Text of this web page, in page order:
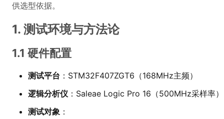
供选型依据。
1. 测试环境与方法论
1.1 硬件配置
测试平台 ：STM32F407ZGT6（168MHz主频）
逻辑分析仪 ：Saleae Logic Pro 16（500MHz采样率）
测试对象 ：